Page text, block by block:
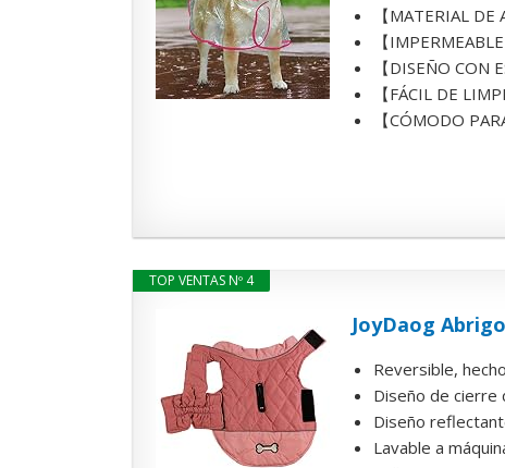
【MATERIAL
【
【DISEÑO
【FÁCIL DE
【CÓMODO
TOP VENTAS Nº 4
JoyDaog
Reversible,
Diseño de
Diseño
Lavable a